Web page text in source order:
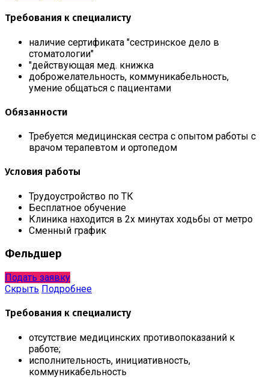
Требования к специалисту
наличие сертификата "сестринское дело в
стоматологии"
"действующая мед. книжка
доброжелательность, коммуникабельность,
умение общаться с пациентами
Обязанности
Требуется медицинская сестра с опытом работы с
врачом терапевтом и ортопедом
Условия работы
Трудоустройство по ТК
Бесплатное обучение
Клиника находится в 2х минутах ходьбы от метро
Сменный график
Фельдшер
Подать заявку
Скрыть Подробнее
Требования к специалисту
отсутствие медицинских противопоказаний к
работе;
исполнительность, инициативность,
коммуникабельность